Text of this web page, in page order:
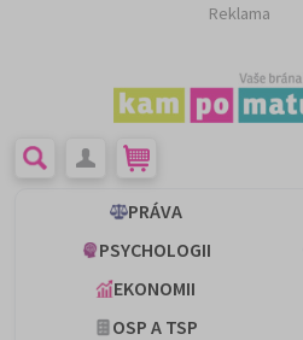
Reklama
PRÁVA
PSYCHOLOGII
EKONOMII
OSP A TSP